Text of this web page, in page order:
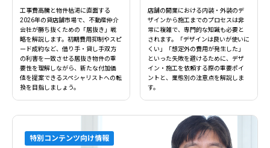
工事費高騰と物件枯渇に直面する
2026年の貸店舗市場で、不動産仲介
会社が勝ち抜くための「居抜き」戦
略を解説します。初期費用抑制やスピ
ード成約など、借り手・貸し手双方
の利害を一致させる居抜き物件の重
要性を理解しながら、新たな付加価
値を提案できるスペシャリストへの転
換を目指しましょう。
店舗の開業における内装・外装のデ
ザインから施工までのプロセスは非
常に複雑で、専門的な知識も必要と
されます。「デザインは良いが使いに
くい」「想定外の費用が発生した」
といった失敗を避けるために、デザ
イン・施工を依頼する際の重要ポイ
ントと、業態別の注意点を解説しま
す。
特別コンテンツ向け情報